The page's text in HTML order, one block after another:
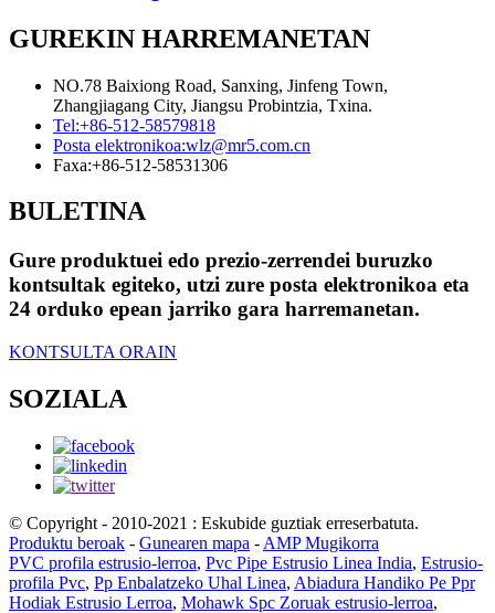
GUREKIN HARREMANETAN
NO.78 Baixiong Road, Sanxing, Jinfeng Town,
Zhangjiagang City, Jiangsu Probintzia, Txina.
Tel:+86-512-58579818
Posta elektronikoa:wlz@mr5.com.cn
Faxa:+86-512-58531306
BULETINA
Gure produktuei edo prezio-zerrendei buruzko
kontsultak egiteko, utzi zure posta elektronikoa eta
24 orduko epean jarriko gara harremanetan.
KONTSULTA ORAIN
SOZIALA
© Copyright - 2010-2021 : Eskubide guztiak erreserbatuta.
Produktu beroak - Gunearen mapa - AMP Mugikorra
PVC profila estrusio-lerroa, Pvc Pipe Estrusio Linea India, Estrusio-
profila Pvc, Pp Enbalatzeko Uhal Linea, Abiadura Handiko Pe Ppr
Hodiak Estrusio Lerroa, Mohawk Spc Zoruak estrusio-lerroa,